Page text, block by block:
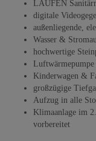
LAUFEN
digitale
außenliegende,
Wasser &
hochwertige
Luftwärmepumpe
Kinderwagen &
großzügige
Aufzug in alle
Klimaanlage im
vorbereitet